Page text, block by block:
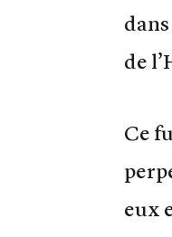
de
Ce
eux